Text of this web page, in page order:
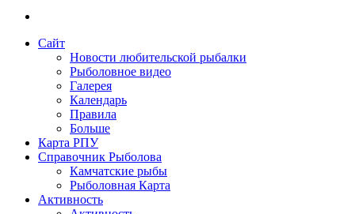
Сайт
Новости любительской рыбалки
Рыболовное видео
Галерея
Календарь
Правила
Больше
Карта РПУ
Справочник Рыболова
Камчатские рыбы
Рыболовная Карта
Активность